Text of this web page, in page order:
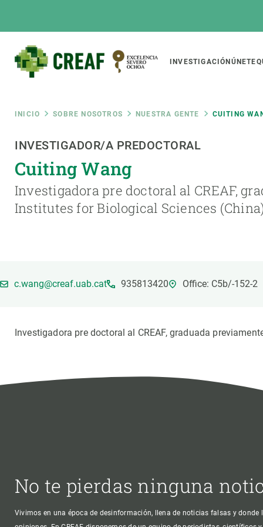
Main
INVESTIGACIÓN ÚNETE
Ruta
de
navegación
INICIO SOBRE NOSOTROS NUESTRA GENTE CUITING
INVESTIGADOR/A PREDOCTORAL
Cuiting Wang
Investigadora pre doctoral al CREAF,
Institutes for Biological Sciences
c.wang@creaf.uab.cat 935813420 Office: C5b/-152-2
Investigadora pre doctoral al CREAF, graduada
No te pierdas ninguna
Vivimos en una época de desinformación, llena de noticias falsas y
Featured
responsive
INTRANET
Responsive
menu
SOBRE NOSOTROS
El Centro
Organización institucional
Instalaciones Temas
Biodiversidad
Cambio global
Funcionamiento de los ecosistemas